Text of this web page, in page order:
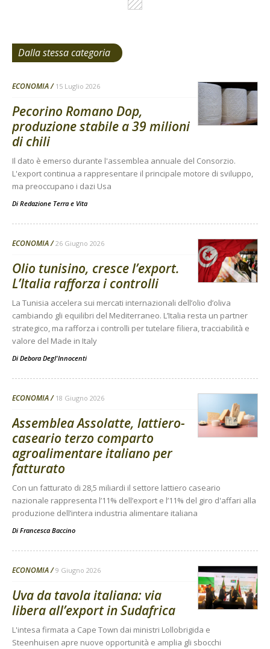
Dalla stessa categoria
ECONOMIA 15 Luglio 2026
Pecorino Romano Dop,
produzione stabile a 39 milioni
di chili
Il dato è emerso durante l'assemblea annuale del Consorzio.
L'export continua a rappresentare il principale motore di sviluppo,
ma preoccupano i dazi Usa
Di Redazione Terra e Vita
ECONOMIA 26 Giugno 2026
Olio tunisino, cresce l’export.
L’Italia rafforza i controlli
La Tunisia accelera sui mercati internazionali dell’olio d’oliva
cambiando gli equilibri del Mediterraneo. L’Italia resta un partner
strategico, ma rafforza i controlli per tutelare filiera, tracciabilità e
valore del Made in Italy
Di Debora Degl'Innocenti
ECONOMIA 18 Giugno 2026
Assemblea Assolatte, lattiero-
caseario terzo comparto
agroalimentare italiano per
fatturato
Con un fatturato di 28,5 miliardi il settore lattiero caseario
nazionale rappresenta l’11% dell’export e l’11% del giro d'affari alla
produzione dell’intera industria alimentare italiana
Di Francesca Baccino
ECONOMIA 9 Giugno 2026
Uva da tavola italiana: via
libera all’export in Sudafrica
L'intesa firmata a Cape Town dai ministri Lollobrigida e
Steenhuisen apre nuove opportunità e amplia gli sbocchi